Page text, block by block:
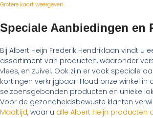
Grotere kaart weergeven
Speciale Aanbiedingen en
Bij Albert Heijn Frederik Hendriklaan vindt u
assortiment van producten, waaronder
vlees, en zuivel. Ook zijn er vaak speciale
kortingen verkrijgbaar. Houd onze winkel in
seizoensgebonden producten en unieke
Voor de gezondheidsbewuste klanten
Maaltijd, waar u alle Albert Heijn producten